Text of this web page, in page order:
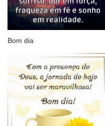
Bom dia